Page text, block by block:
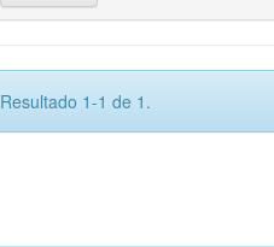
Resultado 1-1 de 1.